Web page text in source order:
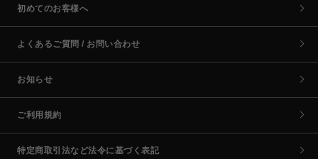
初めてのお客様へ
よくあるご質問 / お問い合わせ
お知らせ
ご利用規約
特定商取引法など法令に基づく表記